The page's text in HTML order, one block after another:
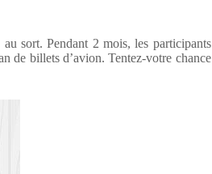
sort. Pendant 2 mois, les participants
de billets d’avion. Tentez-votre chance